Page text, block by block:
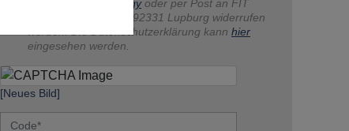
contact@fit.technologyoder per Post an FIT
AG, Am Grohberg 1, 92331 Lupburg widerrufen
werden. Die Datenschutzerklärung kann hier
eingesehen werden.
[Neues Bild]